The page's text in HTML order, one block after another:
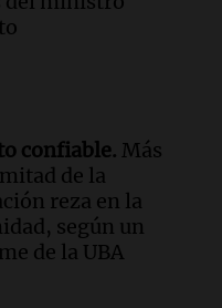
y la
tormenta
"El
menos
confiable. Más
de la
reza en la
según un
de la UBA